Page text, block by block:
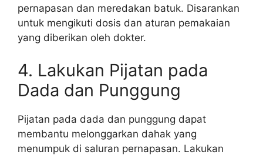
pernapasan dan meredakan batuk. Disarankan
untuk mengikuti dosis dan aturan pemakaian
yang diberikan oleh dokter.
4. Lakukan Pijatan pada
Dada dan Punggung
Pijatan pada dada dan punggung dapat
membantu melonggarkan dahak yang
menumpuk di saluran pernapasan. Lakukan